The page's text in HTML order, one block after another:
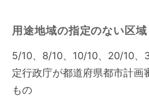
用途地域の指定のない区域
5/10、8/10、10/10、20/10
定行政庁が都道府県都市計画
もの